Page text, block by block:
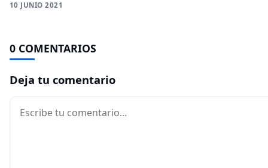
10 JUNIO 2021
0 COMENTARIOS
Deja tu comentario
Comentario